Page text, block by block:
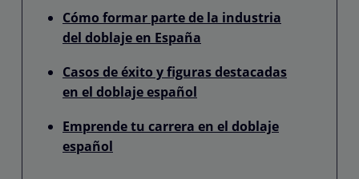
Cómo formar parte de la industria
del doblaje en España
Casos de éxito y figuras destacadas
en el doblaje español
Emprende tu carrera en el doblaje
español